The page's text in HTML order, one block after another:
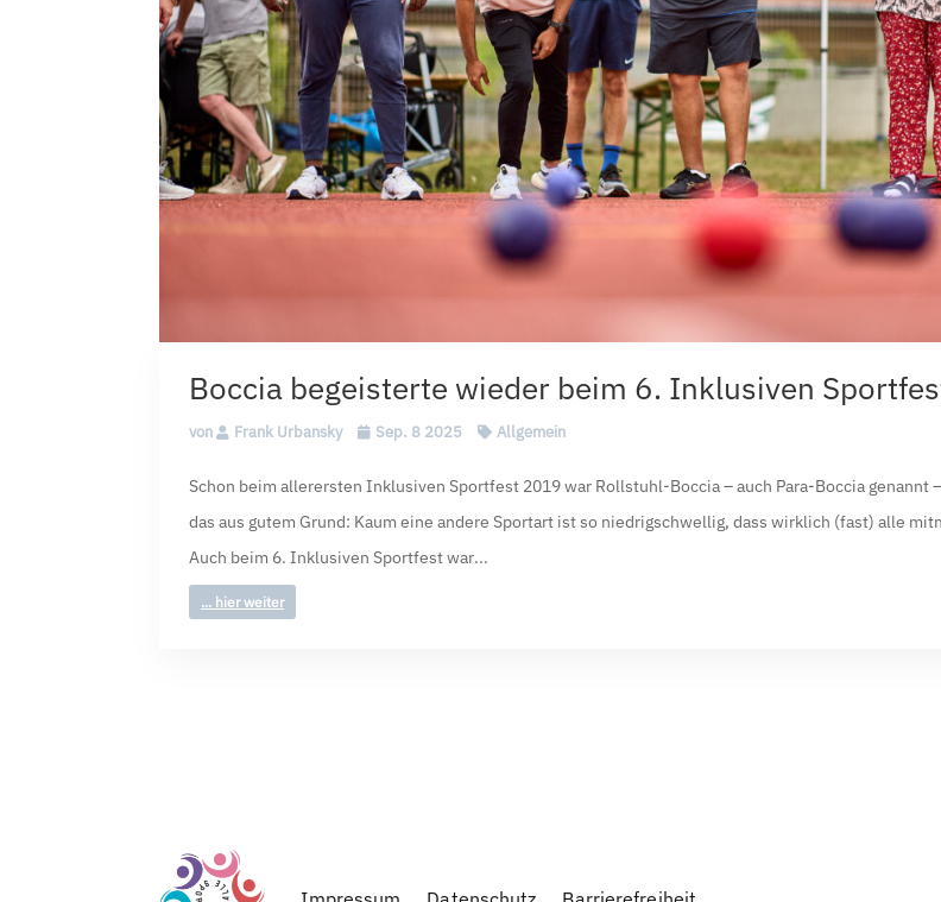
Boccia begeisterte wieder beim 6. Inklusiven
von Frank Urbansky Sep. 8 2025 Allgemein
Schon beim allerersten Inklusiven Sportfest 2019 war Rollstuhl-Boccia – auch Para-Boccia genannt
das aus gutem Grund: Kaum eine andere Sportart ist so niedrigschwellig, dass wirklich (fast) alle
Auch beim 6. Inklusiven Sportfest war...
... hier weiter